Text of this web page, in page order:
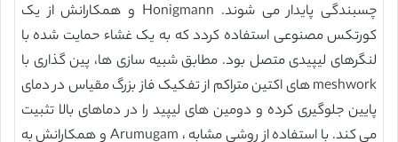
چسبندگی پایدار می شوند. Honigmann و همکارانش از یک
کورتکس مصنوعی استفاده کردد که به یک غشاء حمایت شده با
لنگرهای لیپیدی متصل بود. مطابق شبیه سازی ها، پین گذاری با
meshwork های اکتین متراکم از تفکیک فاز بزرگ مقیاس در دمای
پایین جلوگیری کرده و دومین های لیپید را در دماهای بالا تثبیت
می کند. با استفاده از روشی مشابه ، Arumugam و همکارانش به